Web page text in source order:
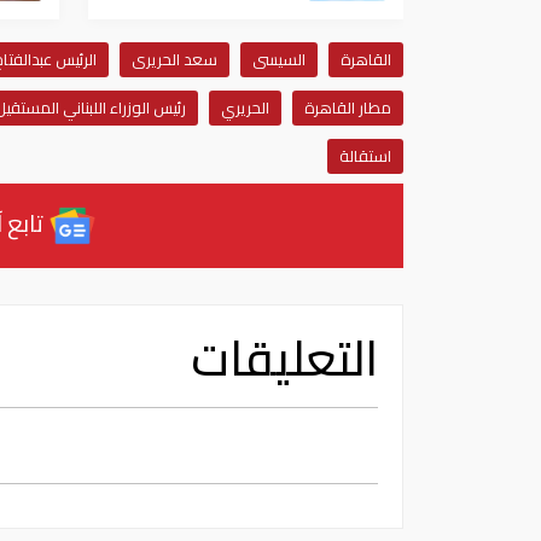
القاهرة السيسى سعد الحريرى
الرئيس
مطار القاهرة
الحريري
رئيس الوزراء اللبناني
استقالة
التعليقات